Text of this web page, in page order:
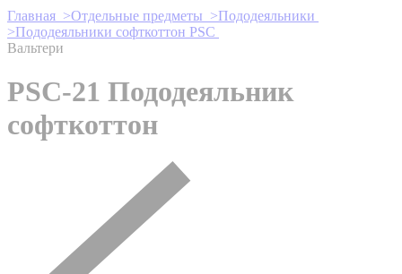
Главная >Отдельные предметы >Пододеяльники
>Пододеяльники софткоттон PSC
Вальтери
PSC-21 Пододеяльник
софткоттон